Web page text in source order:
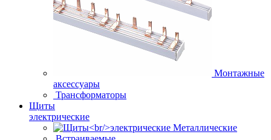
Монтажные
аксессуары
Трансформаторы
Щиты
электрические
Металлические